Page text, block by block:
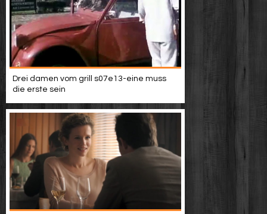
Drei damen vom grill s07e13-eine muss
die erste sein